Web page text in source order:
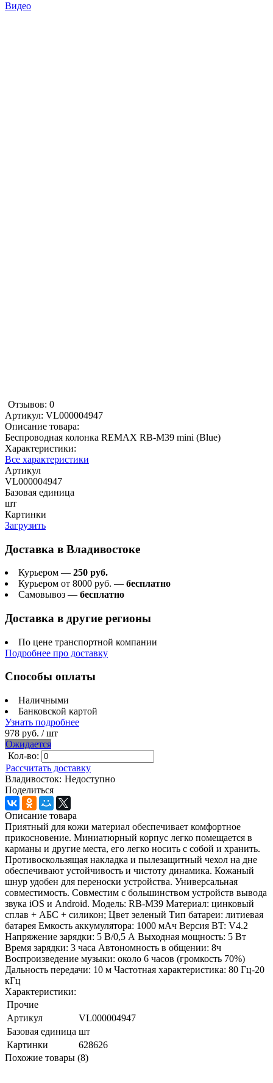
Видео
Отзывов: 0
Артикул: VL000004947
Описание товара:
Беспроводная колонка REMAX RB-M39 mini (Blue)
Характеристики:
Все характеристики
Артикул
VL000004947
Базовая единица
шт
Картинки
Загрузить
Доставка в Владивостоке
Курьером — 250 руб.
Курьером от 8000 руб. — бесплатно
Самовывоз — бесплатно
Доставка в другие регионы
По цене транспортной компании
Подробнее про доставку
Способы оплаты
Наличными
Банковской картой
Узнать подробнее
978 руб. / шт
Ожидается
Кол-во:
Рассчитать доставку
Владивосток: Недоступно
Поделиться
Описание товара
Приятный для кожи материал обеспечивает комфортное
прикосновение. Миниатюрный корпус легко помещается в
карманы и другие места, его легко носить с собой и хранить.
Противоскользящая накладка и пылезащитный чехол на дне
обеспечивают устойчивость и чистоту динамика. Кожаный
шнур удобен для переноски устройства. Универсальная
совместимость. Совместим с большинством устройств вывода
звука iOS и Android. Модель: RB-M39 Материал: цинковый
сплав + АБС + силикон; Цвет зеленый Тип батареи: литиевая
батарея Емкость аккумулятора: 1000 мАч Версия BT: V4.2
Напряжение зарядки: 5 В/0,5 А Выходная мощность: 5 Вт
Время зарядки: 3 часа Автономность в общении: 8ч
Воспроизведение музыки: около 6 часов (громкость 70%)
Дальность передачи: 10 м Частотная характеристика: 80 Гц-20
кГц
Характеристики:
Прочие
Артикул
VL000004947
Базовая единица шт
Картинки
628626
Похожие товары (8)